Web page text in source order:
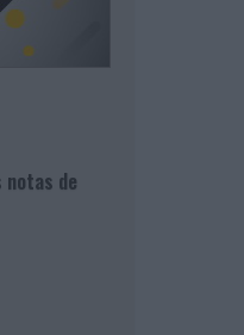
notas de